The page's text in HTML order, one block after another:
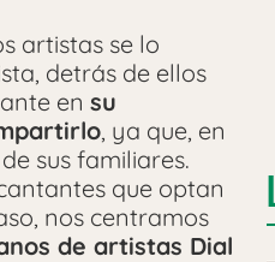
artistas se lo
detrás de ellos
en su
, ya que, en
sus familiares.
que optan
nos centramos
de artistas Dial